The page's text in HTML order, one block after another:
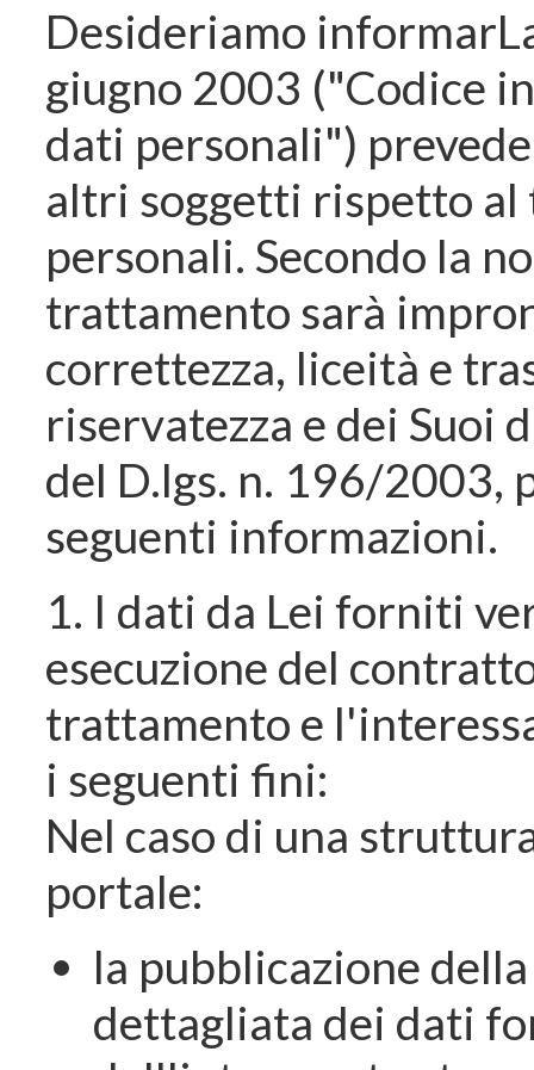
Desideriamo
giugno 2003 ("Codice
dati personali")
altri soggetti rispetto
personali. Secondo la
trattamento sarà
correttezza, liceità e
riservatezza e dei
del D.lgs. n. 196/2003,
seguenti informazioni.
1. I dati da Lei forniti
esecuzione del
trattamento e
i seguenti fini:
Nel caso di una
portale:
la pubblicazione
dettagliata dei dati